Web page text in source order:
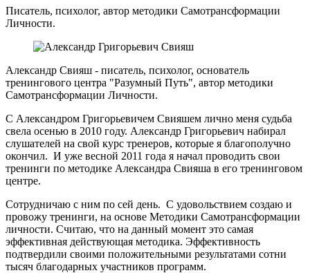
Писатель, психолог, автор методики Самотрансформации
Личности.
Александр Свияш - писатель, психолог, основатель
тренингового центра "Разумный Путь", автор методики
Самотрансформации Личности.
С Александром Григорьевичем Свияшем лично меня судьба
свела осенью в 2010 году. Александр Григорьевич набирал
слушателей на свой курс тренеров, которые я благополучно
окончил. И уже весной 2011 года я начал проводить свои
тренинги по методике Александра Свияша в его тренинговом
центре.
Сотрудничаю с ним по сей день. С удовольствием создаю и
провожу тренинги, на основе Методики Самотрансформации
личности. Считаю, что на данный момент это самая
эффективная действующая методика. Эффективность
подтвердили своими положительными результатами сотни
тысяч благодарных участников программ.